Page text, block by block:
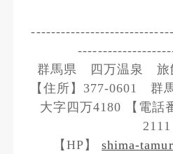
群馬県 四万温泉 旅
【住所】377-0601 群
大字四万4180 【電話
2111
【HP】shima-